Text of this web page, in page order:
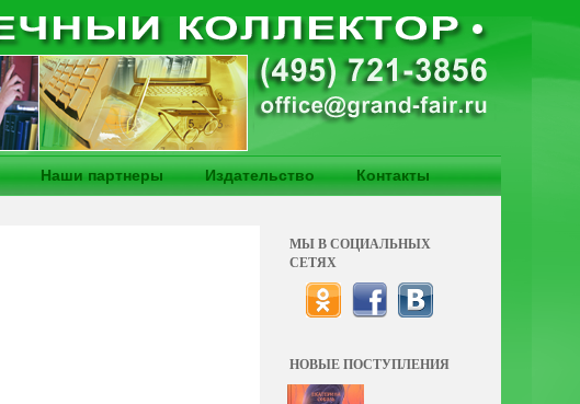
Наши партнеры Издательство Контакты
МЫ В СОЦИАЛЬНЫХ
СЕТЯХ
НОВЫЕ ПОСТУПЛЕНИЯ